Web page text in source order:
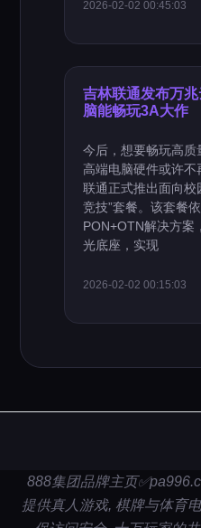
2026-02-02 00:45:03
吉林联通发布万
脑能畅玩3A大作
今后，想要畅玩高质
高端电脑硬件或许
联通正式推出面向校
竞技”套餐。该套餐
PON+OTN解决方案
光底座，实现
2026-02-02 00:15:03
888集团品牌主页
提供真人游戏, 棋牌与体育